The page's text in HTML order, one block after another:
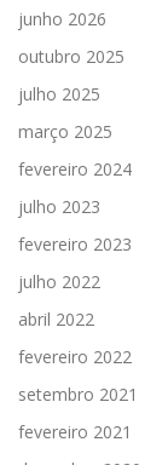
junho 2026
outubro 2025
julho 2025
março 2025
fevereiro 2024
julho 2023
fevereiro 2023
julho 2022
abril 2022
fevereiro 2022
setembro 2021
fevereiro 2021